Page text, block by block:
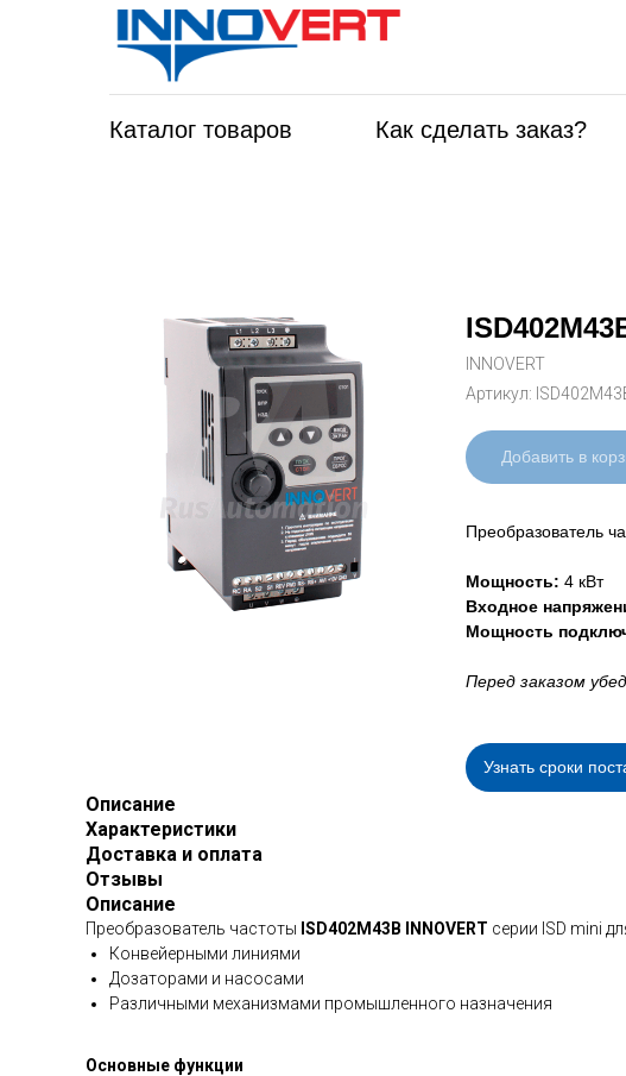
Каталог товаров Как сделать заказ?
INNOVERT
Артикул:
Добавить в
Преобразователь
Мощность: 4 кВт
Входное
Мощность
Перед заказом
Узнать сроки
Описание
Характеристики
Доставка и оплата
Отзывы
Описание
Преобразователь частоты ISD402M43B INNOVERT серии ISD mini
Конвейерными линиями
Дозаторами и насосами
Различными механизмами промышленного назначения
Основные функции